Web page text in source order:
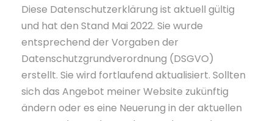
Diese Datenschutzerklärung ist aktuell gültig
und hat den Stand Mai 2022. Sie wurde
entsprechend der Vorgaben der
Datenschutzgrundverordnung (DSGVO)
erstellt. Sie wird fortlaufend aktualisiert. Sollten
sich das Angebot meiner Website zukünftig
ändern oder es eine Neuerung in der aktuellen